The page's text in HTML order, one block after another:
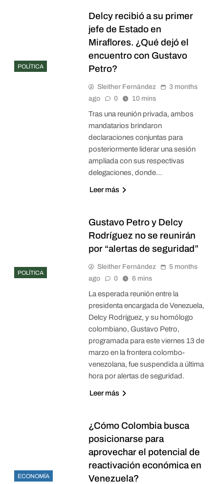
POLÍTICA
Delcy recibió a su primer
jefe de Estado en
Miraflores. ¿Qué dejó el
encuentro con Gustavo
Petro?
Sleither Fernández
3 months
ago
0 10 mins
Tras una reunión privada, ambos
mandatarios brindaron
declaraciones conjuntas para
posteriormente liderar una sesión
ampliada con sus respectivas
delegaciones, donde…
Leer más
POLÍTICA
Gustavo Petro y Delcy
Rodríguez no se reunirán
por “alertas de seguridad”
Sleither Fernández
5 months
ago
0 6 mins
La esperada reunión entre la
presidenta encargada de Venezuela,
Delcy Rodríguez, y su homólogo
colombiano, Gustavo Petro,
programada para este viernes 13 de
marzo en la frontera colombo-
venezolana, fue suspendida a última
hora por alertas de seguridad.
Leer más
ECONOMÍA
¿Cómo Colombia busca
posicionarse para
aprovechar el potencial de
reactivación económica en
Venezuela?